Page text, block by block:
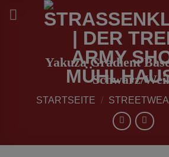
Inhalt
Yakuza Gradient
Schwarz/
STARTSEITE /